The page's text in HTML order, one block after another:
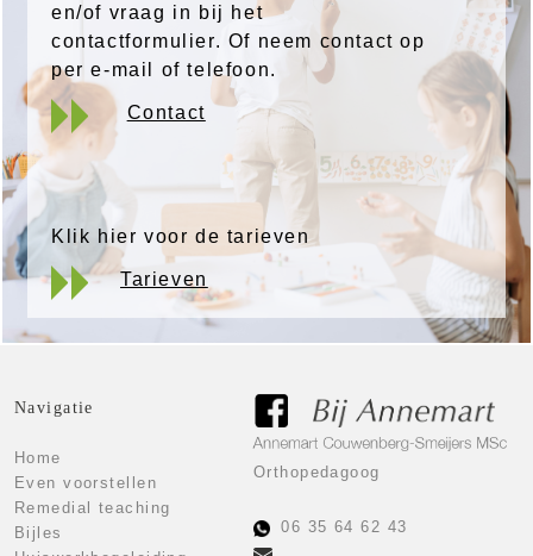
en/of vraag in bij het
contactformulier. Of neem contact op
per e-mail of telefoon.
Contact
Klik hier voor de tarieven
Tarieven
Navigatie
Home
Even voorstellen
Remedial teaching
Bijles
Orthopedagoog
06 35 64 62 43